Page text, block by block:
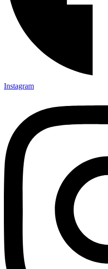
Instagram